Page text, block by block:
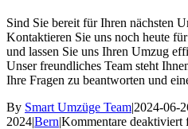
Sind Sie bereit für Ihren nächsten
Kontaktieren Sie uns noch heute
und lassen Sie uns Ihren Umzug
Unser freundliches Team steht
Ihre Fragen zu beantworten und
By Smart Umzüge Team|2024-06-
2024|Bern|Kommentare deaktiviert